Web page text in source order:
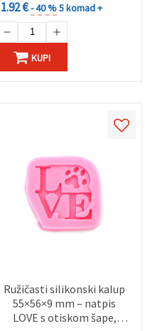
1.92 €- 40 %5 komad +
KUPI
Ružičasti silikonski kalup
55×56×9 mm – natpis
LOVE s otiskom šape,